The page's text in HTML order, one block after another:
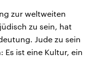
zur weltweiten
zu sein, hat
Jude zu sein
Es ist eine Kultur, ein